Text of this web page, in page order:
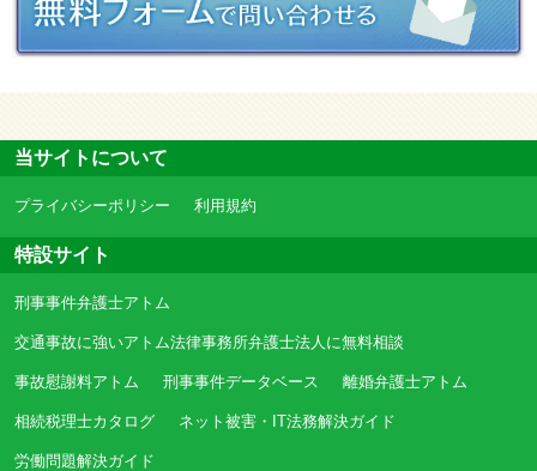
当サイトについて
プライバシーポリシー 利用規約
特設サイト
刑事事件弁護士アトム
交通事故に強いアトム法律事務所弁護士法人に無料相談
事故慰謝料アトム 刑事事件データベース 離婚弁護士アトム
相続税理士カタログ ネット被害・IT法務解決ガイド
労働問題解決ガイド